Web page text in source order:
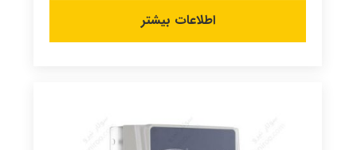
اطلاعات بیشتر